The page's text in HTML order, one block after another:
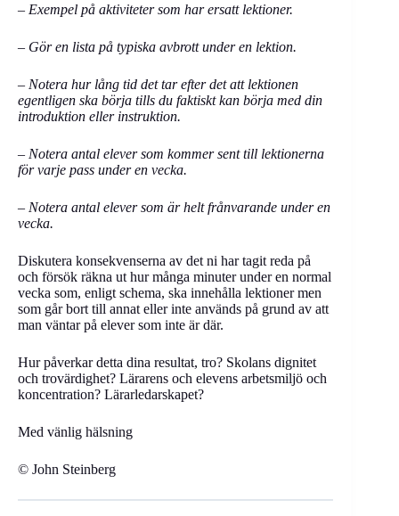
– Exempel på aktiviteter som har ersatt lektioner.
– Gör en lista på typiska avbrott under en lektion.
– Notera hur lång tid det tar efter det att lektionen
egentligen ska börja tills du faktiskt kan börja med din
introduktion eller instruktion.
– Notera antal elever som kommer sent till lektionerna
för varje pass under en vecka.
– Notera antal elever som är helt frånvarande under en
vecka.
Diskutera konsekvenserna av det ni har tagit reda på
och försök räkna ut hur många minuter under en normal
vecka som, enligt schema, ska innehålla lektioner men
som går bort till annat eller inte används på grund av att
man väntar på elever som inte är där.
Hur påverkar detta dina resultat, tro? Skolans dignitet
och trovärdighet? Lärarens och elevens arbetsmiljö och
koncentration? Lärarledarskapet?
Med vänlig hälsning
© John Steinberg